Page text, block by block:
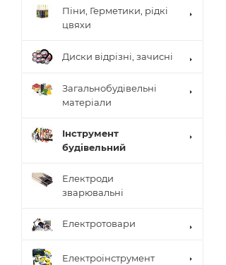
Піни, Герметики, рідкі
цвяхи
Диски відрізні, зачисні
Загальнобудівельні
матеріали
Інструмент
будівельний
Електроди
зварювальні
Електротовари
Електроінструмент